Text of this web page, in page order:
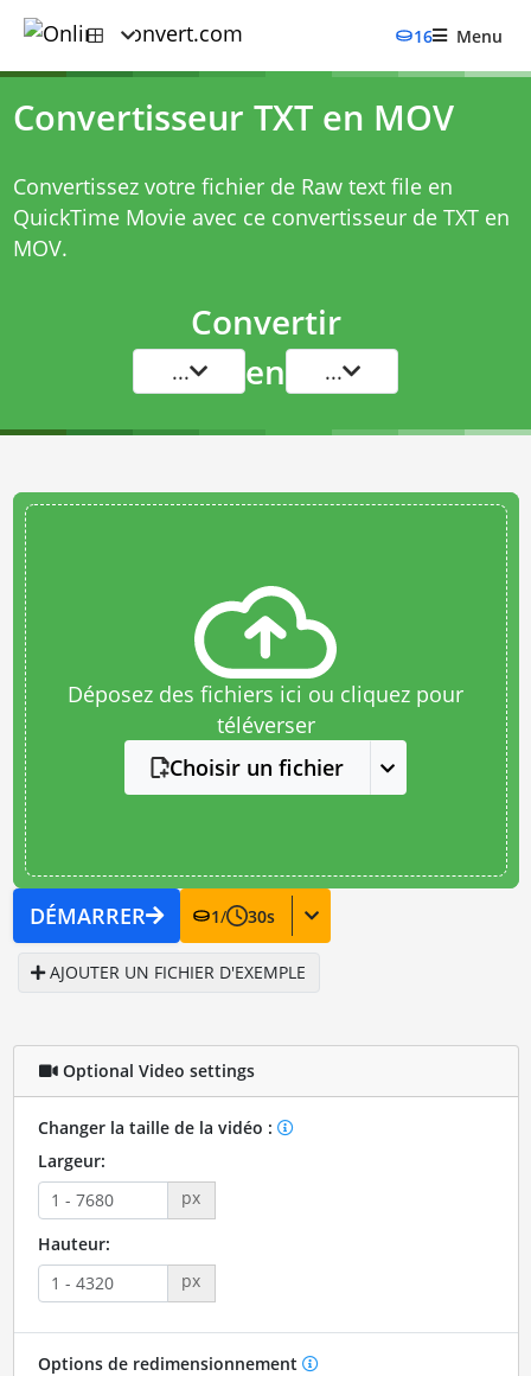
16 Menu
Convertisseur TXT en MOV
Convertissez votre fichier de Raw text file en
QuickTime Movie avec ce convertisseur de TXT en
MOV.
Convertir
... en ...
Déposez des fichiers ici ou cliquez pour
téléverser
Choisir un fichier
DÉMARRER 1/ 30s
AJOUTER UN FICHIER D'EXEMPLE
Optional Video settings
Changer la taille de la vidéo :
Largeur:
px
Hauteur:
px
Options de redimensionnement